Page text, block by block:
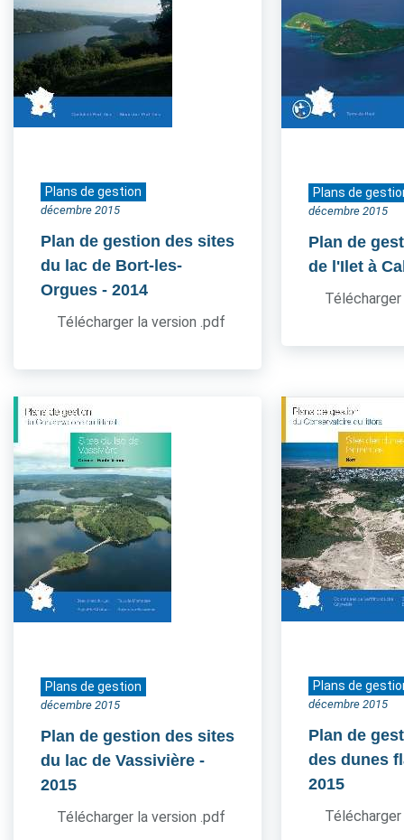
Plans de gestion
décembre 2015
Plan de gestion des sites
du lac de Bort-les-
Orgues - 2014
Télécharger la version .pdf
Plans de
décembre 2015
Plan de
de l'Ilet à
Plans de gestion
décembre 2015
Plan de gestion des sites
du lac de Vassivière -
2015
Télécharger la version .pdf
Plans de
décembre 2015
Plan de
des dunes
2015